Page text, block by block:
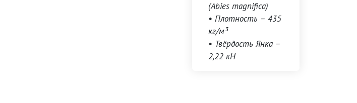
(Abies magnifica)
• Плотность – 435
кг/м³
• Твёрдость Янка –
2,22 кН